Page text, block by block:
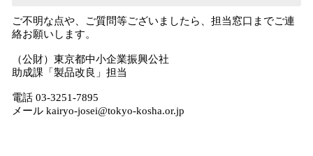
​ご不明な点や、ご質問等ございましたら、担当窓口までご連
絡お願いします。
（公財）東京都中小企業振興公社
助成課「製品改良」担当
電話 03-3251-7895
メール kairyo-josei@tokyo-kosha.or.jp